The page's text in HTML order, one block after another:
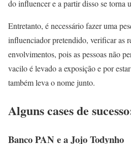
do influencer e a partir disso se torna
Entretanto, é necessário fazer uma
influenciador pretendido, verificar as
envolvimentos, pois as pessoas não
vacilo é levado a exposição e por
também leva o nome junto.
Alguns cases de
Banco PAN e a Jojo Todynho